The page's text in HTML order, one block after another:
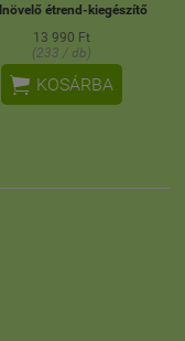
étrend-kiegészítő
13 990 Ft
(233 / db)
 KOSÁRBA